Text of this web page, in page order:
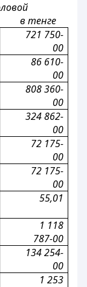
в тенге
721 750-
00
86 610-
00
808 360-
00
324 862-
00
72 175-
00
72 175-
00
55,01
1 118
787-00
134 254-
00
1 253